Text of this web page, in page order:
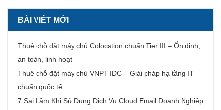
BÀI VIẾT MỚI
Thuê chỗ đặt máy chủ Colocation chuẩn Tier III – Ổn định,
an toàn, linh hoạt
Thuê chỗ đặt máy chủ VNPT IDC – Giải pháp hạ tầng IT
chuẩn quốc tế
7 Sai Lầm Khi Sử Dụng Dịch Vụ Cloud Email Doanh Nghiệp